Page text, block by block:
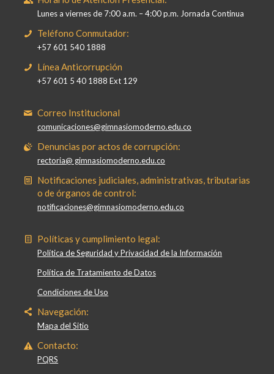
Lunes a viernes de 7:00 a.m. – 4:00 p.m. Jornada Continua
Teléfono Conmutador:
+57 601 540 1888
Línea Anticorrupción
+57 601 5 40 1888 Ext 129
Correo Institucional
comunicaciones@gimnasiomoderno.edu.co
Denuncias por actos de corrupción:
rectoria@ gimnasiomoderno.edu.co
Notificaciones judiciales, administrativas, tributarias
o de órganos de control:
notificaciones@gimnasiomoderno.edu.co
Políticas y cumplimiento legal:
Política de Seguridad y Privacidad de la Información
Política de Tratamiento de Datos
Condiciones de Uso
Navegación:
Mapa del Sitio
Contacto:
PQRS